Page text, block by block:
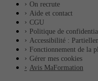
On recrute
Aide et contact
CGU
Politique de
Accessibilité :
Fonctionnement de la
Gérer mes cookies
Avis MaFormation